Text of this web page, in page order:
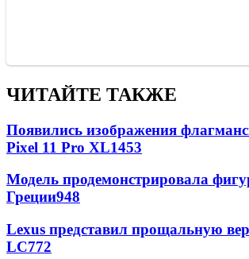
ЧИТАЙТЕ ТАКЖЕ
Появились изображения
Pixel 11 Pro XL1453
Модель продемонстрировала
Греции948
Lexus представил прощальную
LC772